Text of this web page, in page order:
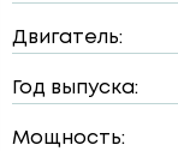
Двигатель:
Год выпуска:
Мощность: